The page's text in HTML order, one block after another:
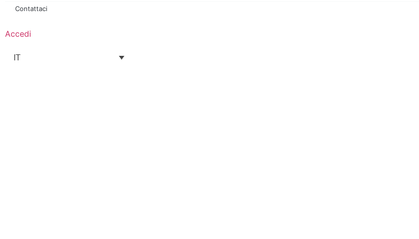
Contattaci
Accedi
IT